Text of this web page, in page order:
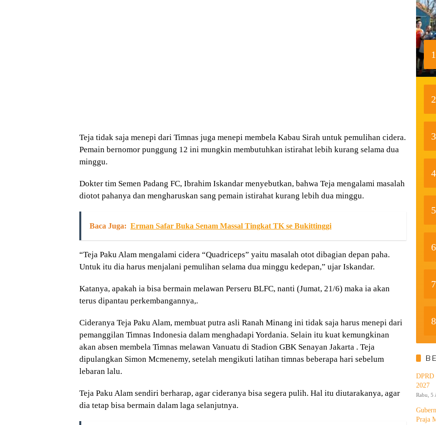
Teja tidak saja menepi dari Timnas juga menepi membela Kabau Sirah untuk pemulihan cidera.
Pemain bernomor punggung 12 ini mungkin membutuhkan istirahat lebih kurang selama dua
minggu.
Dokter tim Semen Padang FC, Ibrahim Iskandar menyebutkan, bahwa Teja mengalami masalah
diotot pahanya dan mengharuskan sang pemain istirahat kurang lebih dua minggu.
Baca Juga: Erman Safar Buka Senam Massal Tingkat TK se Bukittinggi
“Teja Paku Alam mengalami cidera “Quadriceps” yaitu masalah otot dibagian depan paha.
Untuk itu dia harus menjalani pemulihan selama dua minggu kedepan,” ujar Iskandar.
Katanya, apakah ia bisa bermain melawan Perseru BLFC, nanti (Jumat, 21/6) maka ia akan
terus dipantau perkembangannya,.
Cideranya Teja Paku Alam, membuat putra asli Ranah Minang ini tidak saja harus menepi dari
pemanggilan Timnas Indonesia dalam menghadapi Yordania. Selain itu kuat kemungkinan
akan absen membela Timnas melawan Vanuatu di Stadion GBK Senayan Jakarta . Teja
dipulangkan Simon Mcmenemy, setelah mengikuti latihan timnas beberapa hari sebelum
lebaran lalu.
Teja Paku Alam sendiri berharap, agar cideranya bisa segera pulih. Hal itu diutarakanya, agar
dia tetap bisa bermain dalam laga selanjutnya.
1
2
3
4
5
6
7
8
DPRD
2027
Rabu, 5
Praja